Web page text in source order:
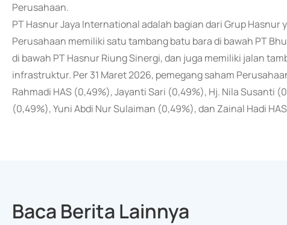
Perusahaan.
PT Hasnur Jaya International adalah bagian dari Grup
Perusahaan memiliki satu tambang batu bara di bawah PT
di bawah PT Hasnur Riung Sinergi, dan juga memiliki jalan
infrastruktur. Per 31 Maret 2026, pemegang saham
Rahmadi HAS (0,49%), Jayanti Sari (0,49%), Hj. Nila Susanti
(0,49%), Yuni Abdi Nur Sulaiman (0,49%), dan Zainal Hadi
Baca Berita Lainnya